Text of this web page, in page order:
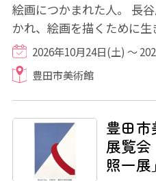
絵画につかまれた人。 長
かれ、絵画を描くために
れくらい頭の中は絵のこと
2026年10月24日(土) ～
豊田市美術館
豊田市
展覧
照一展」